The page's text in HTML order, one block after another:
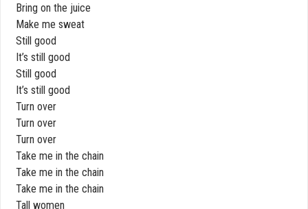
Bring on the juice
Make me sweat
Still good
It’s still good
Still good
It’s still good
Turn over
Turn over
Turn over
Take me in the chain
Take me in the chain
Take me in the chain
Tall women